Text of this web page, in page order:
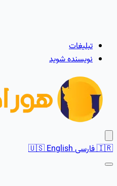
تبلیغات
نویسنده شوید
🇮🇷فارسی 🇺🇸English